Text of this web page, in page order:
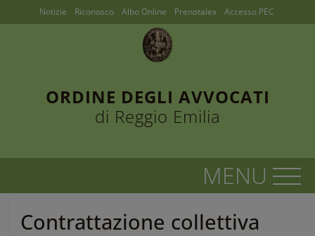
ORDINE DEGLI AVVOCATI
di Reggio Emilia
Notizie Riconosco Albo Online Prenotalex Accesso PEC
Contrattazione collettiva